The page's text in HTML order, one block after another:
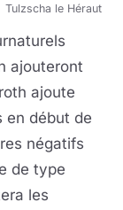
Tulzscha le Héraut
ajouteront
ajoute
en début de
négatifs
de type
les